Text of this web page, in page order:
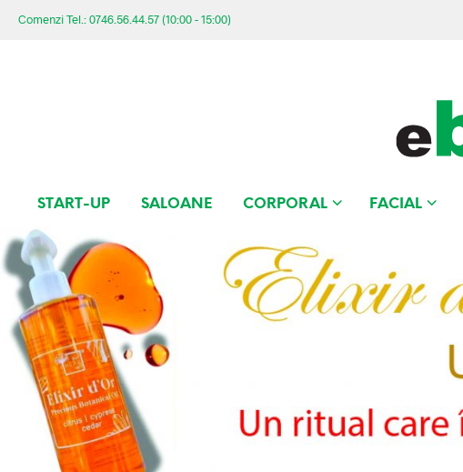
Comenzi Tel.: 0746.56.44.57 (10:00 - 15:00)
START-UP SALOANE CORPORAL FACIAL